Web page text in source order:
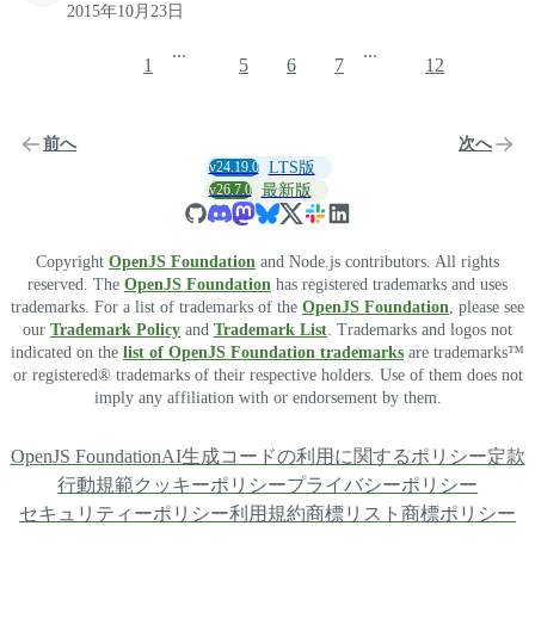
2015年10月23日
前へ
1
...
5 6 7
...
12
次へ
v24.19.0 LTS版
v26.7.0 最新版
Copyright OpenJS Foundation and Node.js contributors. All rights
reserved. The OpenJS Foundation has registered trademarks and uses
trademarks. For a list of trademarks of the OpenJS Foundation , please see
our Trademark Policy and Trademark List . Trademarks and logos not
indicated on the list of OpenJS Foundation trademarks are trademarks™
or registered® trademarks of their respective holders. Use of them does not
imply any affiliation with or endorsement by them.
OpenJS FoundationAI生成コードの利用に関するポリシー定款
行動規範クッキーポリシープライバシーポリシー
セキュリティーポリシー利用規約商標リスト 商標ポリシー